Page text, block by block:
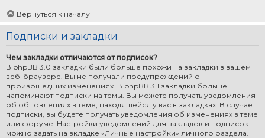
Вернуться к началу
Подписки и закладки
Чем закладки отличаются от подписок?
В phpBB 3.0 закладки были больше похожи на закладки в вашем
веб-браузере. Вы не получали предупреждений о
произошедших изменениях. В phpBB 3.1 закладки больше
напоминают подписки на темы. Вы можете получать уведомления
об обновлениях в теме, находящейся у вас в закладках. В случае
подписки, вы будете получать уведомления об изменениях в теме
или форуме. Настройки уведомлений для закладок и подписок
можно задать на вкладке «Личные настройки» личного раздела.